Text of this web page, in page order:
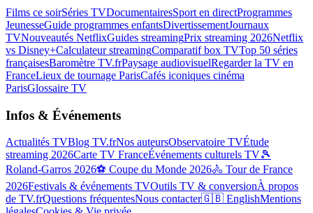
Films ce soirSéries TVDocumentairesSport en directProgrammes
JeunesseGuide programmes enfantsDivertissementJournaux
TVNouveautés NetflixGuides streamingPrix streaming 2026Netflix
vs Disney+Calculateur streamingComparatif box TVTop 50 séries
françaisesBaromètre TV.frPaysage audiovisuelRegarder la TV en
FranceLieux de tournage ParisCafés iconiques cinéma
ParisGlossaire TV
Infos & Événements
Actualités TVBlog TV.frNos auteursObservatoire TVÉtude
streaming 2026Carte TV FranceÉvénements culturels TV🎾
Roland-Garros 2026⚽ Coupe du Monde 2026🚴 Tour de France
2026Festivals & événements TVOutils TV & conversionÀ propos
de TV.frQuestions fréquentesNous contacter🇬🇧 EnglishMentions